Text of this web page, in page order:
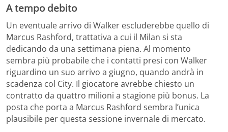
A tempo debito
Un eventuale arrivo di Walker escluderebbe quello di
Marcus Rashford, trattativa a cui il Milan si sta
dedicando da una settimana piena. Al momento
sembra più probabile che i contatti presi con Walker
riguardino un suo arrivo a giugno, quando andrà in
scadenza col City. Il giocatore avrebbe chiesto un
contratto da quattro milioni a stagione più bonus. La
posta che porta a Marcus Rashford sembra l’unica
plausibile per questa sessione invernale di mercato.